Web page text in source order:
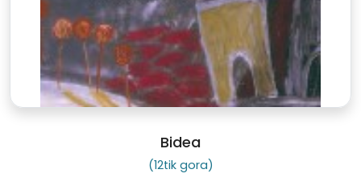
Bidea
(12tik gora)